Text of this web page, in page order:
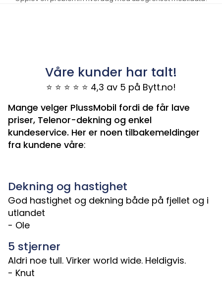
Våre kunder har talt!
⭐ ⭐ ⭐ ⭐ ⭐ 4,3 av 5 på Bytt.no!
Mange velger PlussMobil fordi de får lave
priser, Telenor-dekning og enkel
kundeservice. Her er noen tilbakemeldinger
fra kundene våre:
Dekning og hastighet
God hastighet og dekning både på fjellet og i
utlandet
- Ole
5 stjerner
Aldri noe tull. Virker world wide. Heldigvis.
- Knut